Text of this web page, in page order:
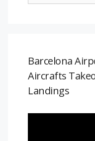
Barcelona
Aircrafts
Landings